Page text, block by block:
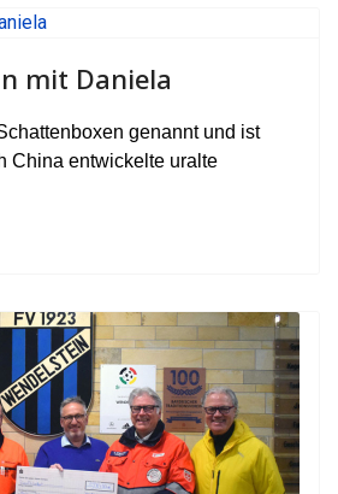
mit Daniela
genannt und ist
China entwickelte uralte